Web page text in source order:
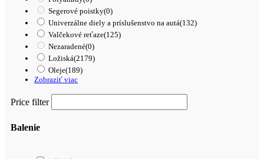
Segerové poistky(0)
Univerzálne diely a príslušenstvo na autá(132)
Valčekové reťaze(125)
Nezaradené(0)
Ložiská(2179)
Oleje(189)
Zobraziť viac
Price filter
Balenie